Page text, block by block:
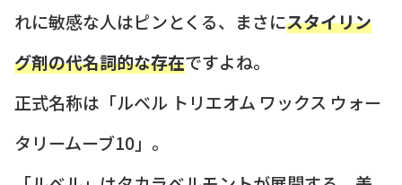
れに敏感な人はピンとくる、まさにスタイリン
グ剤の代名詞的な存在ですよね。
正式名称は「ルベル トリエオム ワックス ウォー
タリームーブ10」。